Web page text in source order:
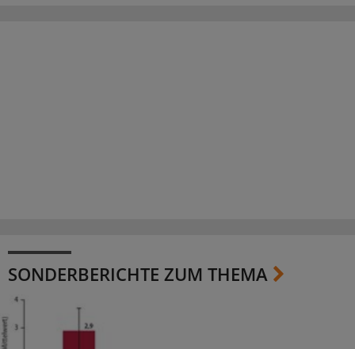
SONDERBERICHTE ZUM THEMA